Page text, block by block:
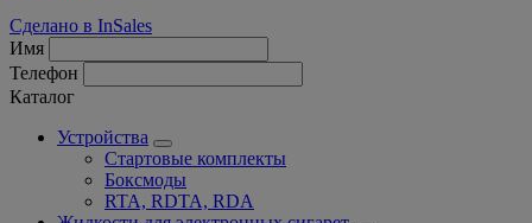
Сделано в InSales
Имя
Телефон
Каталог
Устройства
Стартовые комплекты
Боксмоды
RTA, RDTA, RDA